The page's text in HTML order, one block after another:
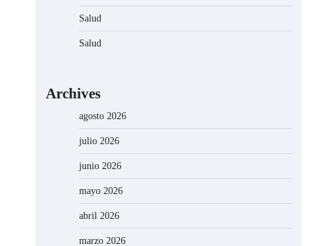
Salud
Salud
Archives
agosto 2026
julio 2026
junio 2026
mayo 2026
abril 2026
marzo 2026